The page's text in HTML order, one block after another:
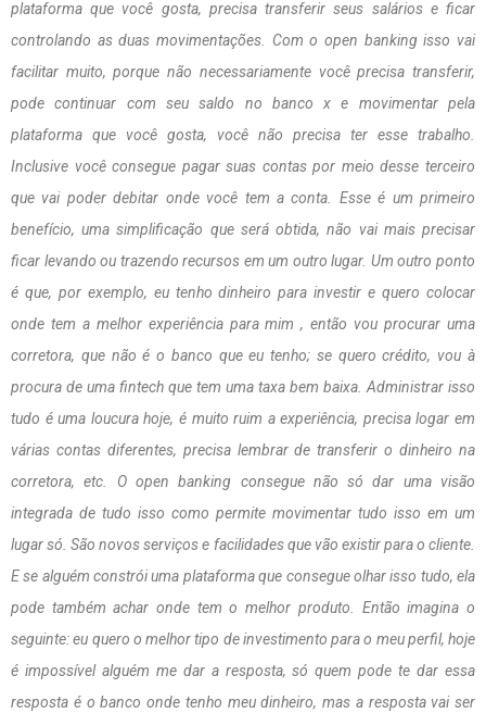
plataforma que você gosta, precisa transferir seus salários e ficar
controlando as duas movimentações. Com o open banking isso vai
facilitar muito, porque não necessariamente você precisa transferir,
pode continuar com seu saldo no banco x e movimentar pela
plataforma que você gosta, você não precisa ter esse trabalho.
Inclusive você consegue pagar suas contas por meio desse terceiro
que vai poder debitar onde você tem a conta. Esse é um primeiro
benefício, uma simplificação que será obtida, não vai mais precisar
ficar levando ou trazendo recursos em um outro lugar. Um outro ponto
é que, por exemplo, eu tenho dinheiro para investir e quero colocar
onde tem a melhor experiência para mim , então vou procurar uma
corretora, que não é o banco que eu tenho; se quero crédito, vou à
procura de uma fintech que tem uma taxa bem baixa. Administrar isso
tudo é uma loucura hoje, é muito ruim a experiência, precisa logar em
várias contas diferentes, precisa lembrar de transferir o dinheiro na
corretora, etc. O open banking consegue não só dar uma visão
integrada de tudo isso como permite movimentar tudo isso em um
lugar só. São novos serviços e facilidades que vão existir para o cliente.
E se alguém constrói uma plataforma que consegue olhar isso tudo, ela
pode também achar onde tem o melhor produto. Então imagina o
seguinte: eu quero o melhor tipo de investimento para o meu perfil, hoje
é impossível alguém me dar a resposta, só quem pode te dar essa
resposta é o banco onde tenho meu dinheiro, mas a resposta vai ser